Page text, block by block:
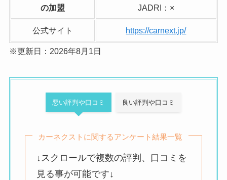
の加盟
JADRI：×
公式サイト https://carnext.jp/
※更新日：2026年8月1日
悪い評判や口コミ 良い評判や口コミ
カーネクストに関するアンケート結果一覧
↓スクロールで複数の評判、口コミを
見る事が可能です↓